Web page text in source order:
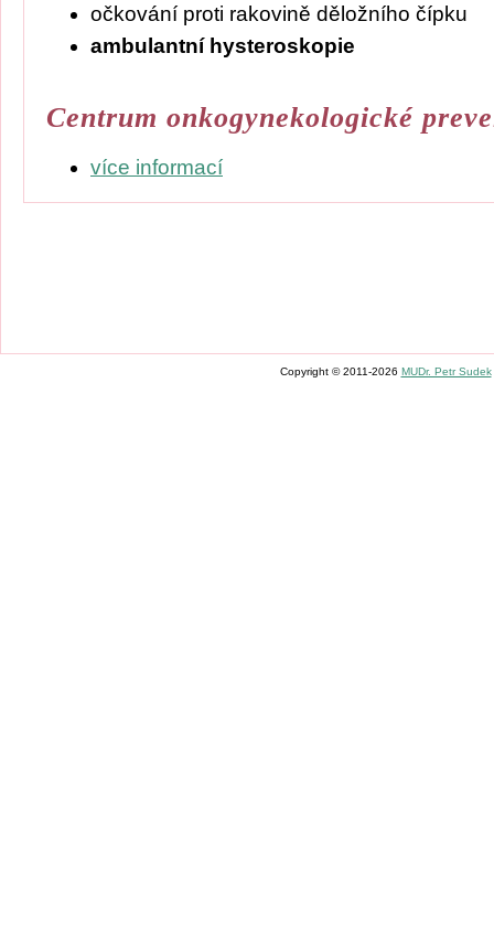
očkování proti rakovině děložního čípku
ambulantní hysteroskopie
Centrum onkogynekologické
více informací
Copyright © 2011-2026 MUDr. Petr Sudek